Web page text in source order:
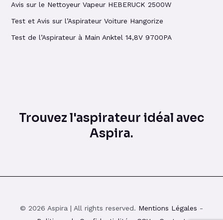
Avis sur le Nettoyeur Vapeur HEBERUCK 2500W
Test et Avis sur l’Aspirateur Voiture Hangorize
Test de l’Aspirateur à Main Anktel 14,8V 9700PA
Trouvez l'aspirateur idéal avec
Aspira.
© 2026 Aspira | All rights reserved. Mentions Légales -